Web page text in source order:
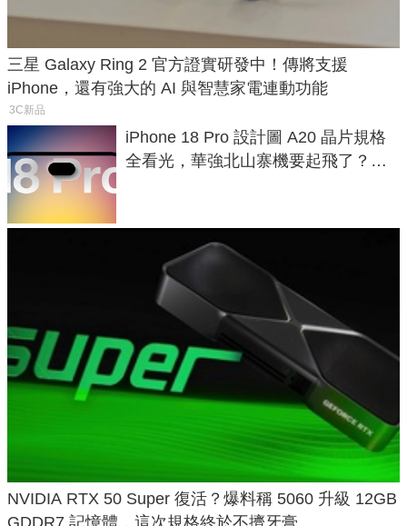
三星 Galaxy Ring 2 官方證實研發中！傳將支援
iPhone，還有強大的 AI 與智慧家電連動功能
3C新品
iPhone 18 Pro 設計圖 A20 晶片規格
全看光，華強北山寨機要起飛了？專
NVIDIA RTX 50 Super 復活？爆料稱 5060 升級 12GB
GDDR7 記憶體，這次規格終於不擠牙膏